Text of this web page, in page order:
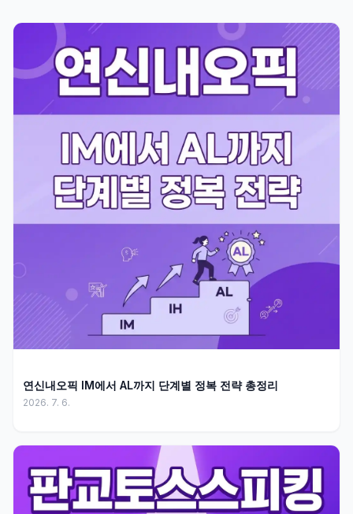
연신내오픽 IM에서 AL까지 단계별 정복 전략 총정리
2026. 7. 6.